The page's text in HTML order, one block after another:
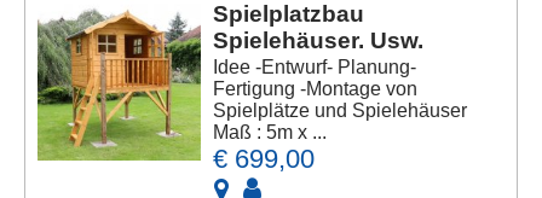
Spielplatzbau
Spielehäuser. Usw.
Idee -Entwurf- Planung-
Fertigung -Montage von
Spielplätze und Spielehäuser
Maß : 5m x ...
€ 699,00